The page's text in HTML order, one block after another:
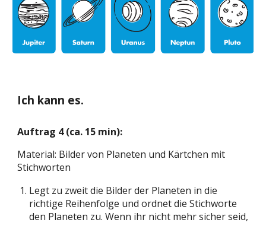
Ich kann es.
Auftrag 4 (ca. 15 min):
Material: Bilder von Planeten und Kärtchen mit
Stichworten
Legt zu zweit die Bilderder Planeten in die
richtige Reihenfolge und ordnet die Stichworte
den Planeten zu. Wenn ihr nicht mehr sicher seid,